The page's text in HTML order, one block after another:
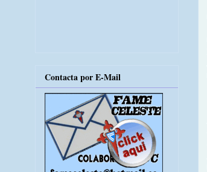
Contacta por E-Mail